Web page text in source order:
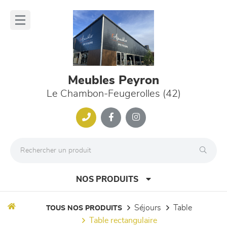
Meubles Peyron
Le Chambon-Feugerolles (42)
NOS PRODUITS
TOUS NOS PRODUITS séjours
table
table rectangulaire